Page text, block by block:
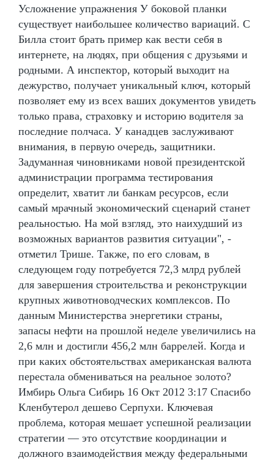
Усложнение упражнения У боковой планки
существует наибольшее количество вариаций. С
Билла стоит брать пример как вести себя в
интернете, на людях, при общения с друзьями и
родными. А инспектор, который выходит на
дежурство, получает уникальный ключ, который
позволяет ему из всех ваших документов увидеть
только права, страховку и историю водителя за
последние полчаса. У канадцев заслуживают
внимания, в первую очередь, защитники.
Задуманная чиновниками новой президентской
администрации программа тестирования
определит, хватит ли банкам ресурсов, если
самый мрачный экономический сценарий станет
реальностью. На мой взгляд, это наихудший из
возможных вариантов развития ситуации", -
отметил Трише. Также, по его словам, в
следующем году потребуется 72,3 млрд рублей
для завершения строительства и реконструкции
крупных животноводческих комплексов. По
данным Министерства энергетики страны,
запасы нефти на прошлой неделе увеличились на
2,6 млн и достигли 456,2 млн баррелей. Когда и
при каких обстоятельствах американская валюта
перестала обмениваться на реальное золото?
Имбирь Ольга Сибирь 16 Окт 2012 3:17 Спасибо
Кленбутерол дешево Серпухи. Ключевая
проблема, которая мешает успешной реализации
стратегии — это отсутствие координации и
должного взаимодействия между федеральными